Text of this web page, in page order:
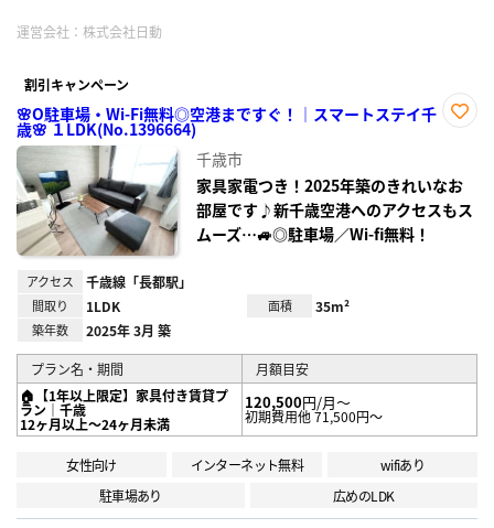
運営会社： 株式会社日動
割引キャンペーン
🌸O駐車場・Wi-Fi無料◎空港まですぐ！｜スマートステイ千
歳🌸 １LDK(No.1396664)
録
千歳市
家具家電つき！2025年築のきれいなお
部屋です♪新千歳空港へのアクセスもス
ムーズ…🚙◎駐車場／Wi-fi無料！
アクセス 千歳線「長都駅」
間取り 1LDK 面積 35m²
築年数 2025年 3月 築
プラン名・期間
月額目安
🏠【1年以上限定】家具付き賃貸プ
ラン｜千歳
12ヶ月以上～24ヶ月未満
120,500円/月～
初期費用他 71,500円～
女性向け インターネット無料
wifiあり
駐車場あり
広めのLDK